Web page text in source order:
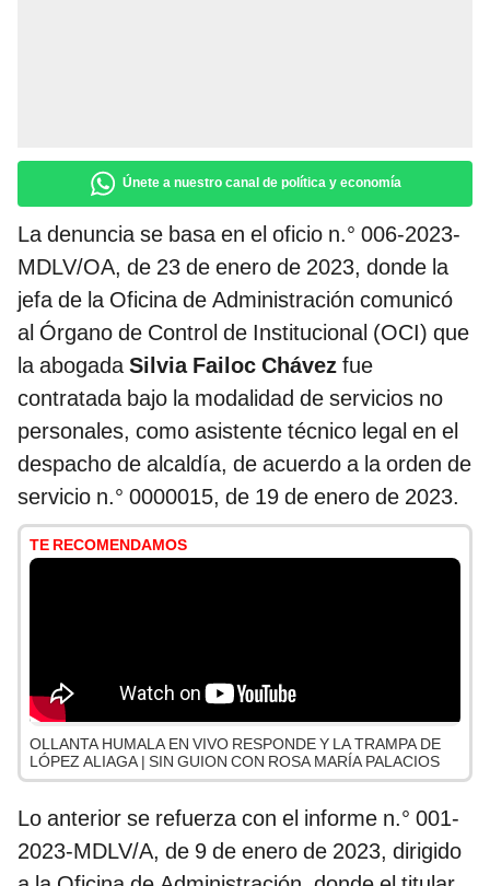
Únete a nuestro canal de política y economía
La denuncia se basa en el oficio n.° 006-2023-
MDLV/OA, de 23 de enero de 2023, donde la
jefa de la Oficina de Administración comunicó
al Órgano de Control de Institucional (OCI) que
la abogadaSilvia Failoc Chávez fue
contratada bajo la modalidad de servicios no
personales, como asistente técnico legal en el
despacho de alcaldía, de acuerdo a la orden de
servicio n.° 0000015, de 19 de enero de 2023.
TE RECOMENDAMOS
OLLANTA HUMALA EN VIVO RESPONDE Y LA TRAMPA DE
LÓPEZ ALIAGA | SIN GUION CON ROSA MARÍA PALACIOS
Lo anterior se refuerza con el informe n.° 001-
2023-MDLV/A, de 9 de enero de 2023, dirigido